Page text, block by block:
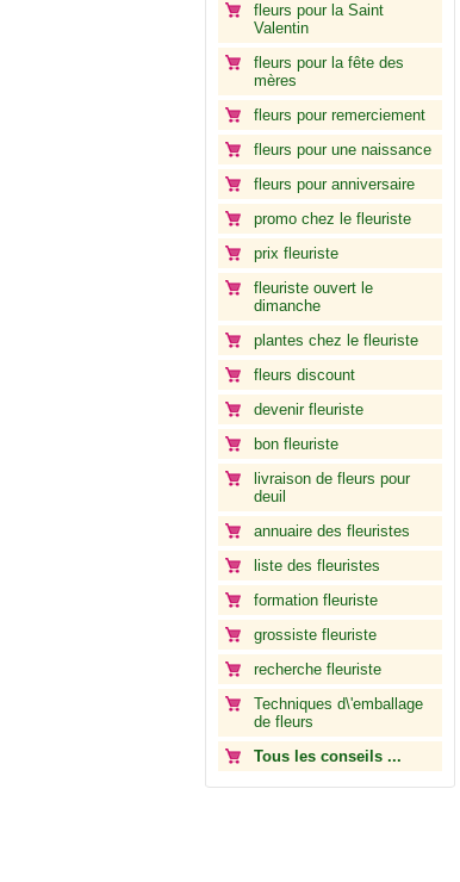
fleurs pour la Saint
Valentin
fleurs pour la fête des
mères
fleurs pour remerciement
fleurs pour une naissance
fleurs pour anniversaire
promo chez le fleuriste
prix fleuriste
fleuriste ouvert le
dimanche
plantes chez le fleuriste
fleurs discount
devenir fleuriste
bon fleuriste
livraison de fleurs pour
deuil
annuaire des fleuristes
liste des fleuristes
formation fleuriste
grossiste fleuriste
recherche fleuriste
Techniques d\'emballage
de fleurs
Tous les conseils ...